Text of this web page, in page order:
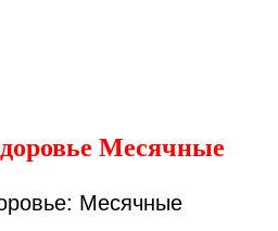
Месячные
Месячные